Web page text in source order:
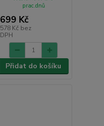
699 Kč
578 Kč bez
DPH
prac.dnů
Přidat do košíku